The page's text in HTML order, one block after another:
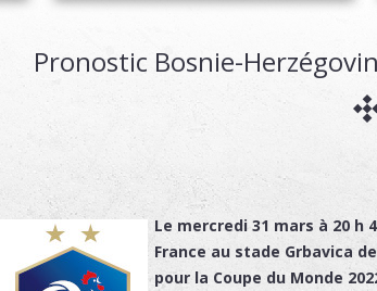
Pronostic Bosnie-
Le mercredi 31 mars à 20 h
France au stade Grbavica
pour la Coupe du Monde